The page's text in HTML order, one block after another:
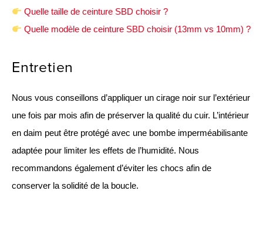
Quelle taille de ceinture SBD choisir ?
Quelle modèle de ceinture SBD choisir (13mm vs 10mm) ?
Entretien
Nous vous conseillons d’appliquer un cirage noir sur l’extérieur
une fois par mois afin de préserver la qualité du cuir. L’intérieur
en daim peut être protégé avec une bombe imperméabilisante
adaptée pour limiter les effets de l’humidité. Nous
recommandons également d’éviter les chocs afin de
conserver la solidité de la boucle.